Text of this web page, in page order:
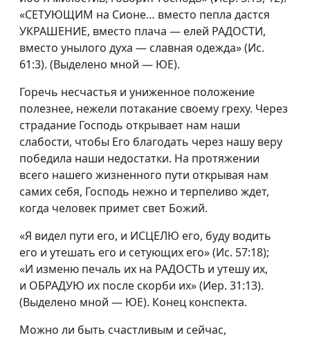
«СЕТУЮЩИМ на Сионе… вместо пепла дастся
УКРАШЕНИЕ, вместо плача — елей РАДОСТИ,
вместо унылого духа — славная одежда» (Ис.
61:3). (Выделено мной — ЮЕ).
Горечь несчастья и униженное положение
полезнее, нежели потакание своему греху. Через
страдание Господь открывает нам наши
слабости, чтобы Его благодать через нашу веру
победила наши недостатки. На протяжении
всего нашего жизненного пути открывая нам
самих себя, Господь нежно и терпеливо ждет,
когда человек примет свет Божий.
«Я видел пути его, и ИСЦЕЛЮ его, буду водить
его и утешать его и сетующих его» (Ис. 57:18);
«И изменю печаль их на РАДОСТЬ и утешу их,
и ОБРАДУЮ их после скорби их» (Иер. 31:13).
(Выделено мной — ЮЕ). Конец конспекта.
Можно ли быть счастливым и сейчас,